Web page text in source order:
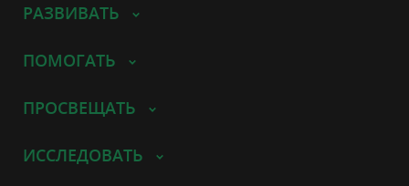
РАЗВИВАТЬ
ПОМОГАТЬ
ПРОСВЕЩАТЬ
ИССЛЕДОВАТЬ